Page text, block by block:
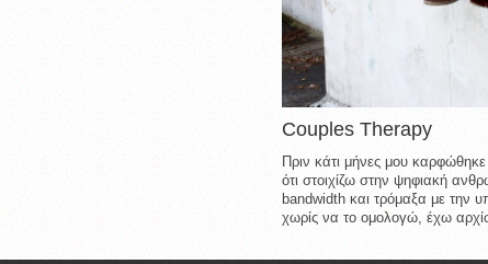
Couples Therapy
Πριν κάτι μήνες μου
ότι στοιχίζω στην ψηφιακή
bandwidth και τρόμαξα με την
χωρίς να το ομολογώ, έχω